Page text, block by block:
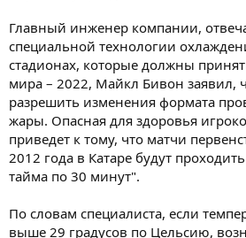
Главный инженер компании,
специальной технологии
стадионах, которые должны
мира – 2022, Майкл Бивон
разрешить изменения формата
жары. Опасная для здоровья
приведет к тому, что матчи
2012 года в Катаре будут
тайма по 30 минут".
По словам специалиста, если
выше 29 градусов по Цельсию,